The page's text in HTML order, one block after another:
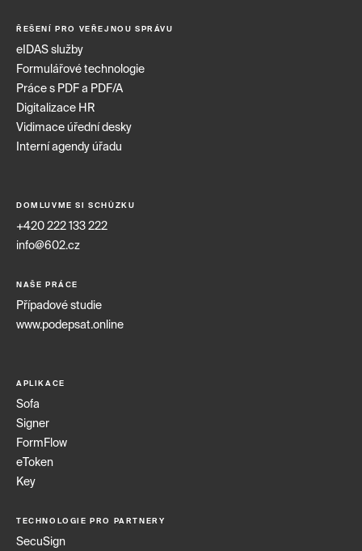
ŘEŠENÍ PRO VEŘEJNOU SPRÁVU
eIDAS služby
Formulářové technologie
Práce s PDF a PDF/A
Digitalizace HR
Vidimace úřední desky
Interní agendy úřadu
DOMLUVME SI SCHŮZKU
+420 222 133 222
info@602.cz
NAŠE PRÁCE
Případové studie
www.podepsat.online
APLIKACE
Sofa
Signer
FormFlow
eToken
Key
TECHNOLOGIE PRO PARTNERY
SecuSign